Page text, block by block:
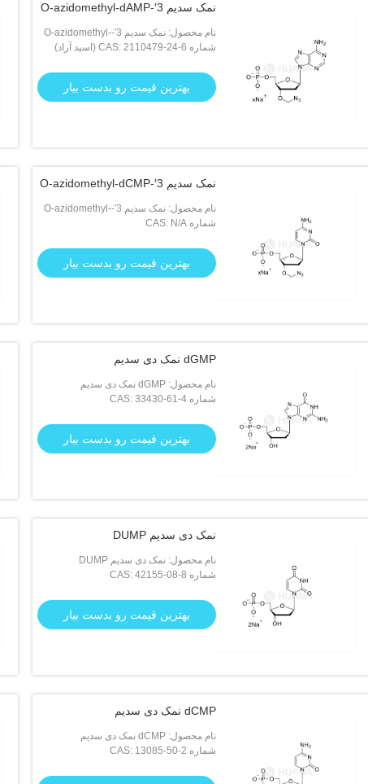
نمک سدیم 3′-O-azidomethyl-dAMP
نام محصول: نمک سدیم 3′-O-azidomethyl-
dAMP
شماره CAS: 2110479-24-6 (اسید آزاد)
بهترین قیمت رو بدست بیار
نمک سدیم 3′-O-azidomethyl-dCMP
نام محصول: نمک سدیم 3′-O-azidomethyl-
dCMP
شماره CAS: N/A
بهترین قیمت رو بدست بیار
dGMP نمک دی سدیم
نام محصول: dGMP نمک دی سدیم
شماره CAS: 33430-61-4
بهترین قیمت رو بدست بیار
نمک دی سدیم DUMP
نام محصول: نمک دی سدیم DUMP
شماره CAS: 42155-08-8
بهترین قیمت رو بدست بیار
dCMP نمک دی سدیم
نام محصول: dCMP نمک دی سدیم
شماره CAS: 13085-50-2